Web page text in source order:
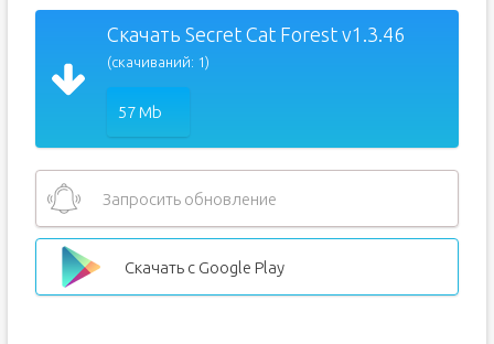
Скачать Secret Cat Forest v1.3.46
(скачиваний: 1)
57 Mb
Запросить обновление
Скачать с Google Play